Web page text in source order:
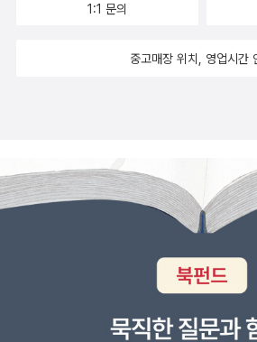
에 마음이 조급해지는 건 나만의 일은 아니
그런데 정작 책을 읽어보지 않았는데 피규
내용을 까먹은데다 갖고 있는지 친구에게
책....가장 큰 문제는 읽지 않고 쌓아두고 책
있는 책들이 늘어나고 있다는 것이겠지. 베를린, 베를린
런가? 아무튼 이런 책들이 출판되었다는데
역시 나는 소설읽기에 집중을... 그런데 출판
혁 작가의 메이드인공장,의 리뷰를 보니 정
1:1 문의
중고매장 위치, 영업시간